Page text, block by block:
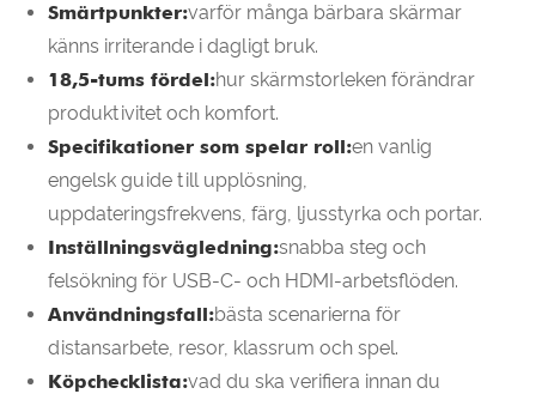
Smärtpunkter:varför många bärbara skärmar
känns irriterande i dagligt bruk.
18,5-tums fördel:hur skärmstorleken förändrar
produktivitet och komfort.
Specifikationer som spelar roll:en vanlig
engelsk guide till upplösning,
uppdateringsfrekvens, färg, ljusstyrka och portar.
Inställningsvägledning:snabba steg och
felsökning för USB-C- och HDMI-arbetsflöden.
Användningsfall:bästa scenarierna för
distansarbete, resor, klassrum och spel.
Köpchecklista:vad du ska verifiera innan du